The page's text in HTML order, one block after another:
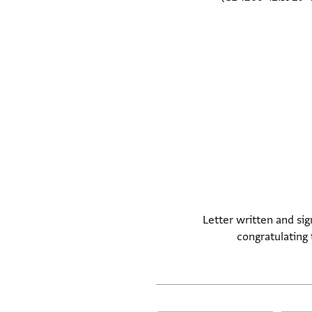
Letter written and
congratulating